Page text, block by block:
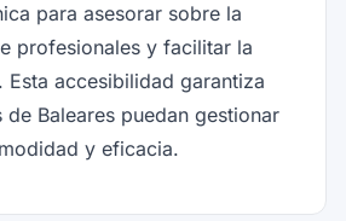
para asesorar sobre la
profesionales y facilitar la
Esta accesibilidad garantiza
de Baleares puedan gestionar
y eficacia.